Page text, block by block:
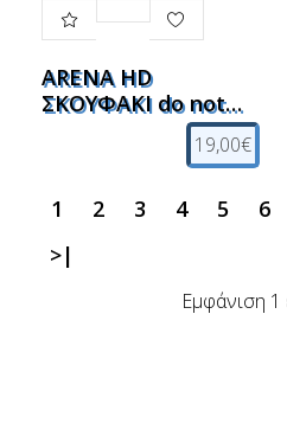
ARENA HD
ΣΚΟΥΦΑΚΙ do not
19,00€
1 2 3 4 5 6
>|
Εμφάνιση